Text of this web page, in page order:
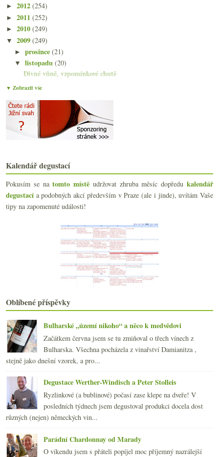
► 2012 (254)
► 2011 (252)
► 2010 (249)
▼ 2009 (249)
►prosince(21)
▼listopadu(20)
Divné vůně, vzpomínkové chutě
Chvála německých kabinetů
Výzva na souboj
Poznámky podvečerního šera
Bublinky vinařství Bruno Paillard
Čtyřikrát Beaujolais Nouveau
Bílé, růžové, červené… Svatomartinské
George Riedel a skleničková show
Švábská bílá směska
Jak vzniká šampaňské v obrazech
Staré mapy a víno z konce osmdesátých
Když se daří Ryzlink i Pinot
Lékárenská vzpomínka na Maltu
Výsledky ankety „Ovocná (rybíz, třešně, jablka,…) ...
Polední pauza s galadegustací Kupmeto
Champagne podzimní a nejen šumivá
► září (21)
►srpna(21)
►července (18)
►června
►května
dubna (21)
března
►února(20)
►ledna (20)
►2008(270)
►2007(108)
▼ Zobrazit vše
Kalendář degustací
Pokusím se natomto místě udržovat zhruba měsíc dopředukalendář
degustacía podobných akcí především v Praze (ale i jinde), uvítám Vaše
tipy na zapomenuté události!
Oblíbené příspěvky
Bulharské „území nikoho“ a něco k medvědovi
Začátkem června jsem se tu zmiňoval o třech vínech z
Bulharska. Všechna pocházela z vinařství Damianitza ,
stejně jako dnešní vzorek, a pro...
Degustace Werther-Windisch a Peter Stolleis
Ryzlinkové (a bublinové) počasí zase klepe na dveře! V
posledních týdnech jsem degustoval produkci docela dost
různých (nejen) německých vin...
Parádní Chardonnay od Marady
O víkendu jsem s přáteli popíjel moc příjemný nazrálejší